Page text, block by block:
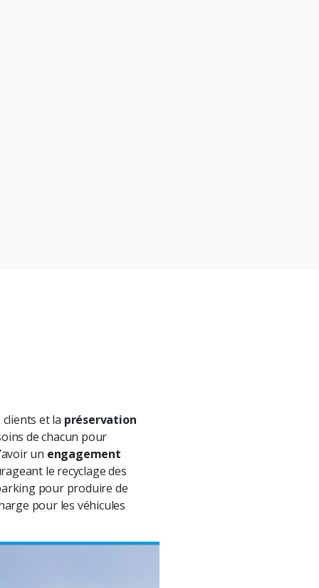
clients et la préservation
de chacun pour
un engagement
le recyclage des
pour produire de
pour les véhicules